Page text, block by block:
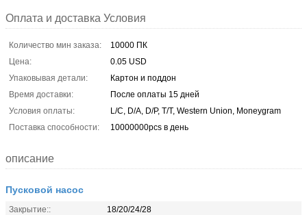
Оплата и доставка Условия
Количество мин заказа:
10000 ПК
Цена:
0.05 USD
Упаковывая детали:
Картон и поддон
Время доставки:
После оплаты 15 дней
Условия оплаты:
L/C, D/A, D/P, T/T, Western Union, Moneygram
Поставка способности:
10000000pcs в день
описание
Пусковой насос
Закрытие::
18/20/24/28